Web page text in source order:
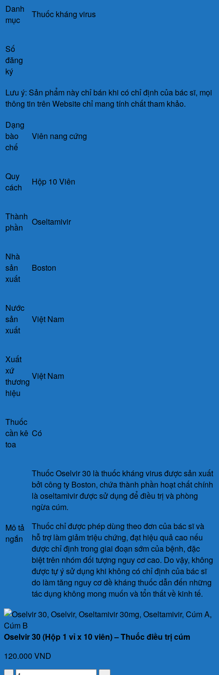
Danh
mục
Thuốc kháng virus
Số
đăng
ký
Lưu ý: Sản phẩm này chỉ bán khi có chỉ định của bác sĩ, mọi
thông tin trên Website chỉ mang tính chất tham khảo.
Dạng
bào
chế
Viên nang cứng
Quy
cách
Hộp 10 Viên
Thành
phần
Oseltamivir
Nhà
sản
xuất
Boston
Nước
sản
xuất
Việt Nam
Xuất
xứ
thương
hiệu
Việt Nam
Thuốc
cần kê
toa
Có
Mô tả
ngắn
Thuốc Oselvir 30 là thuốc kháng virus được sản xuất
bởi công ty Boston, chứa thành phần hoạt chất chính
là oseltamivir được sử dụng để điều trị và phòng
ngừa cúm.
Thuốc chỉ được phép dùng theo đơn của bác sĩ và
hỗ trợ làm giảm triệu chứng, đạt hiệu quả cao nếu
được chỉ định trong giai đoạn sớm của bệnh, đặc
biệt trên nhóm đối tượng nguy cơ cao. Do vậy, không
được tự ý sử dụng khi không có chỉ định của bác sĩ
do làm tăng nguy cơ đề kháng thuốc dẫn đến những
tác dụng không mong muốn và tổn thất về kinh tế.
Oselvir 30 (Hộp 1 vỉ x 10 viên) – Thuốc điều trị cúm
120.000 VND